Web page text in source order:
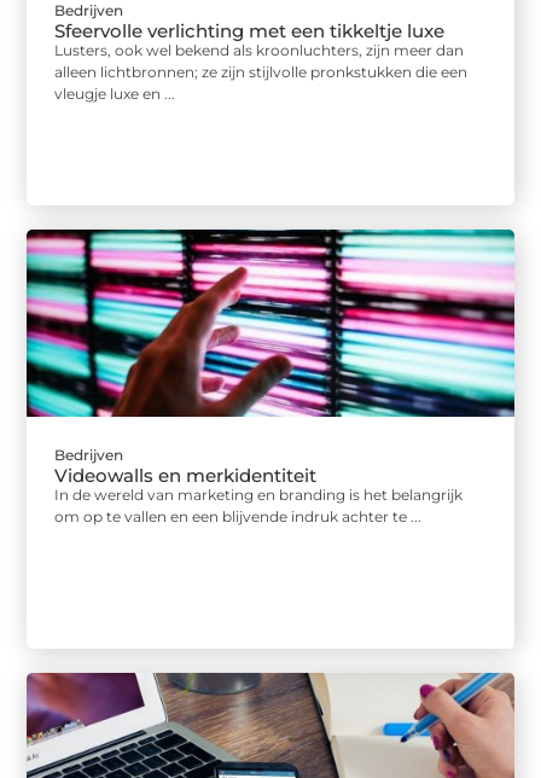
Bedrijven
Sfeervolle verlichting met een tikkeltje luxe
Lusters, ook wel bekend als kroonluchters, zijn meer dan
alleen lichtbronnen; ze zijn stijlvolle pronkstukken die een
vleugje luxe en ...
Bedrijven
Videowalls en merkidentiteit
In de wereld van marketing en branding is het belangrijk
om op te vallen en een blijvende indruk achter te ...